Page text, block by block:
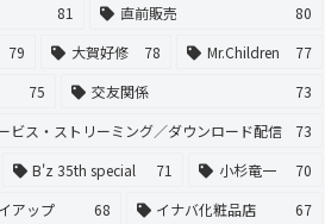
81 直前販売
80
79 大賀好修 78 Mr.Children
77
75 交友関係
73
ビス・ストリーミング／ダウンロード配信
73
B'z 35th special 71 小杉竜一
70
アップ 68 イナバ化粧品店 67